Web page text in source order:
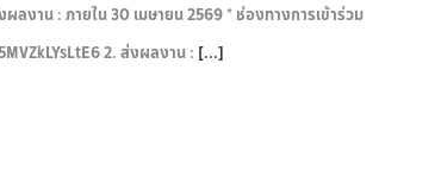
งาน : ภายใน 30 เมษายน 2569 * ช่องทางการเข้าร่วม
2. ส่งผลงาน : [...]